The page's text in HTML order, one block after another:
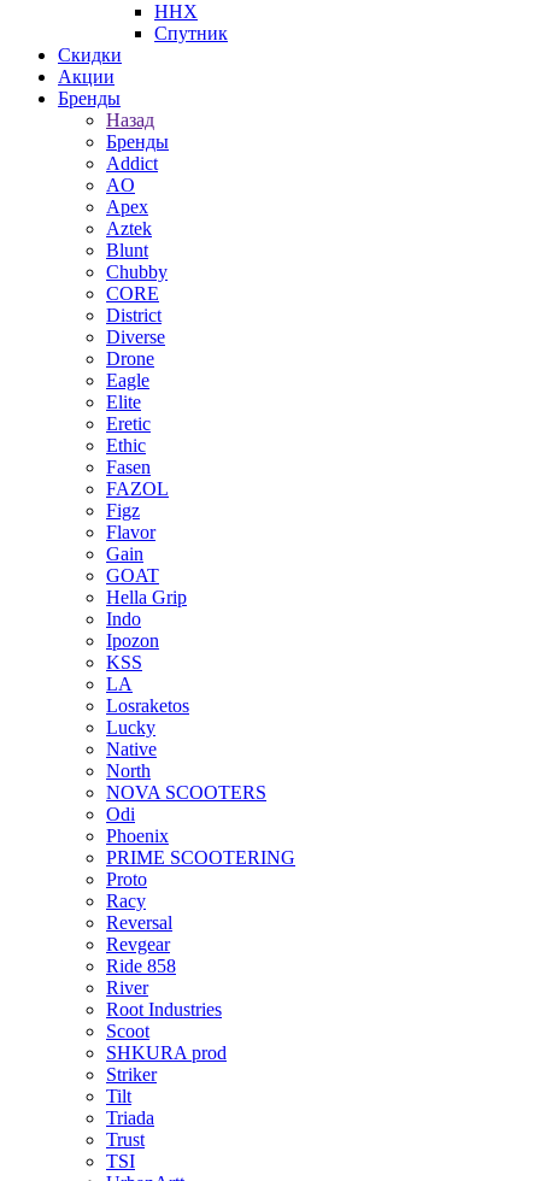
ННХ
Спутник
Скидки
Акции
Бренды
Назад
Бренды
Addict
AO
Apex
Aztek
Blunt
Chubby
CORE
District
Diverse
Drone
Eagle
Elite
Eretic
Ethic
Fasen
FAZOL
Figz
Flavor
Gain
GOAT
Hella Grip
Indo
Ipozon
KSS
LA
Losraketos
Lucky
Native
North
NOVA SCOOTERS
Odi
Phoenix
PRIME SCOOTERING
Proto
Racy
Reversal
Revgear
Ride 858
River
Root Industries
Scoot
SHKURA рrоd
Striker
Tilt
Triada
Trust
TSI